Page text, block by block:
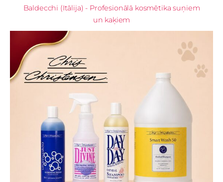
Baldecchi (Itālija) - Profesionālā kosmētika suņiem
un kaķiem